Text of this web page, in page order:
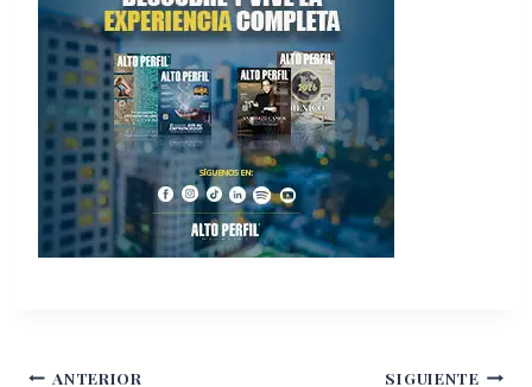
ANTERIOR SIGUIENTE